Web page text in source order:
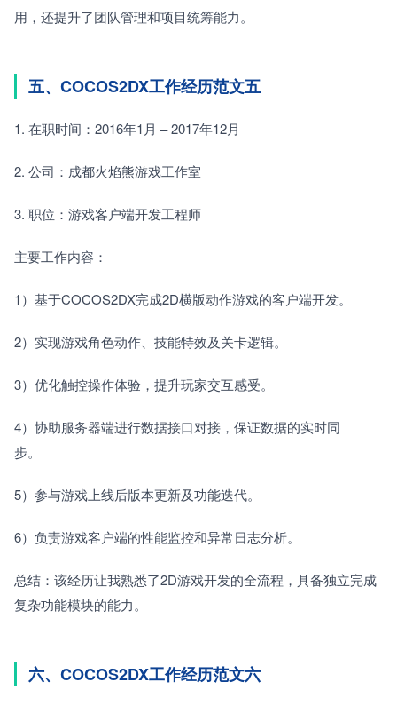
用，还提升了团队管理和项目统筹能力。
五、COCOS2DX工作经历范文五
1. 在职时间：2016年1月 – 2017年12月
2. 公司：成都火焰熊游戏工作室
3. 职位：游戏客户端开发工程师
主要工作内容：
1）基于COCOS2DX完成2D横版动作游戏的客户端开发。
2）实现游戏角色动作、技能特效及关卡逻辑。
3）优化触控操作体验，提升玩家交互感受。
4）协助服务器端进行数据接口对接，保证数据的实时同
步。
5）参与游戏上线后版本更新及功能迭代。
6）负责游戏客户端的性能监控和异常日志分析。
总结：该经历让我熟悉了2D游戏开发的全流程，具备独立完成
复杂功能模块的能力。
六、COCOS2DX工作经历范文六